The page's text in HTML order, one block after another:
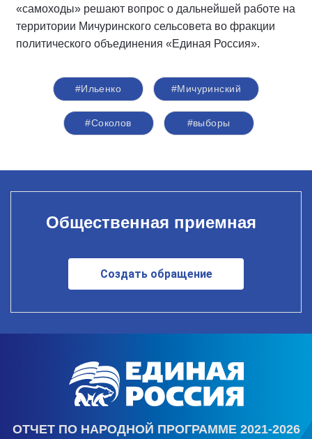
«самоходы» решают вопрос о дальнейшей работе на
территории Мичуринского сельсовета во фракции
политического объединения «Единая Россия».
#Ильенко #Мичуринский
#Соколов #выборы
Общественная приемная
Создать обращение
ОТЧЕТ ПО НАРОДНОЙ ПРОГРАММЕ 2021-2026